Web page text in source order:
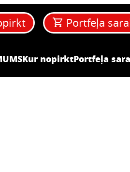
Kur nopirktPortfeļa
Portfeļa